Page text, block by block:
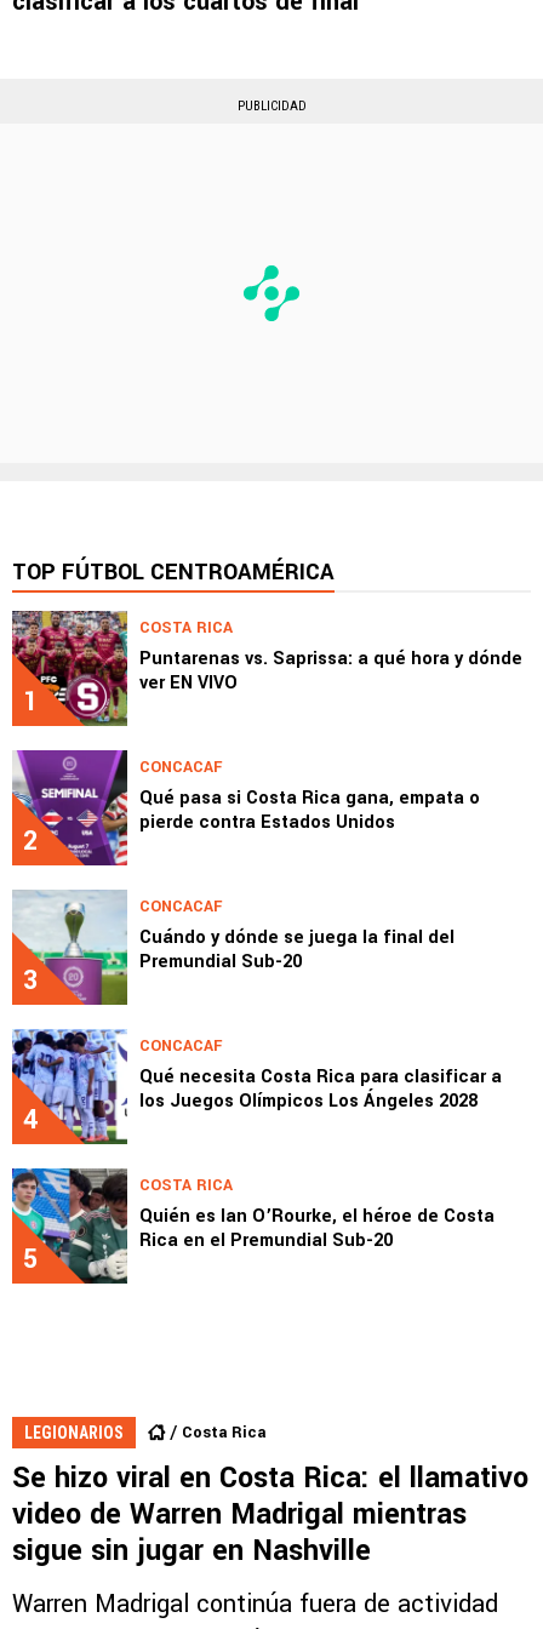
PUBLICIDAD
TOP FÚTBOL CENTROAMÉRICA
1
COSTA RICA
Puntarenas vs. Saprissa: a qué hora y dónde
ver EN VIVO
2
CONCACAF
Qué pasa si Costa Rica gana, empata o
pierde contra Estados Unidos
3
CONCACAF
Cuándo y dónde se juega la final del
Premundial Sub-20
4
CONCACAF
Qué necesita Costa Rica para clasificar a
los Juegos Olímpicos Los Ángeles 2028
5
COSTA RICA
Quién es Ian O’Rourke, el héroe de Costa
Rica en el Premundial Sub-20
LEGIONARIOS Costa Rica
Se hizo viral en Costa Rica: el llamativo
video de Warren Madrigal mientras
sigue sin jugar en Nashville
Warren Madrigal continúa fuera de actividad